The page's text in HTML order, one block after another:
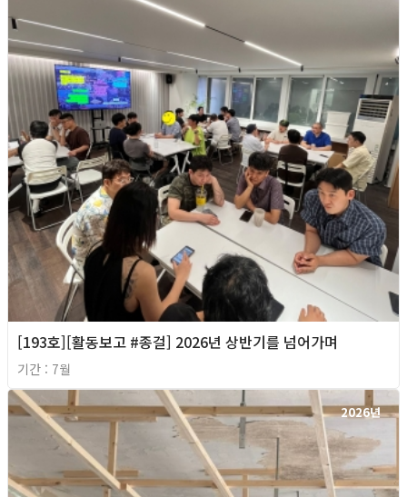
[193호][활동보고 #종걸] 2026년 상반기를 넘어가며
기간 : 7월
2026년